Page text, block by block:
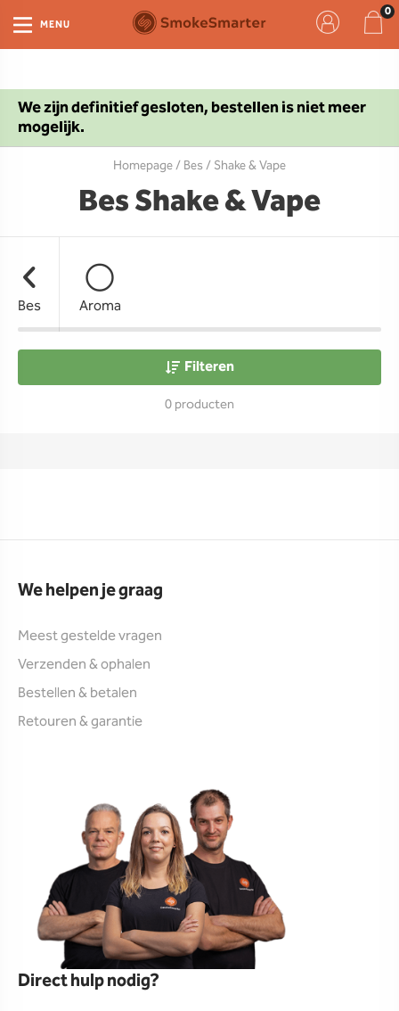
We zijn definitief gesloten, bestellen is niet meer
mogelijk.
MENU
Homepage/Bes/ Shake & Vape
Bes Shake & Vape
Bes Aroma
Filteren
0 producten
We helpen je graag
Meest gestelde vragen
Verzenden & ophalen
Bestellen & betalen
Retouren & garantie
Direct hulp nodig?